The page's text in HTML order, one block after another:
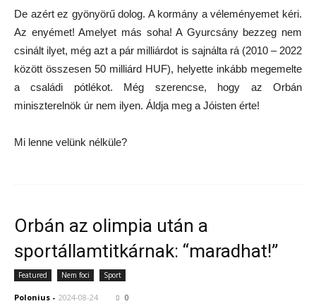
De azért ez gyönyörű dolog. A kormány a véleményemet kéri.
Az enyémet! Amelyet más soha! A Gyurcsány bezzeg nem
csinált ilyet, még azt a pár milliárdot is sajnálta rá (2010 – 2022
között összesen 50 milliárd HUF), helyette inkább megemelte
a családi pótlékot. Még szerencse, hogy az Orbán
miniszterelnök úr nem ilyen. Áldja meg a Jóisten érte!
Mi lenne velünk nélküle?
Orbán az olimpia után a
sportállamtitkárnak: “maradhat!”
Featured Nem foci Sport
Polonius - 2024-08-24 0